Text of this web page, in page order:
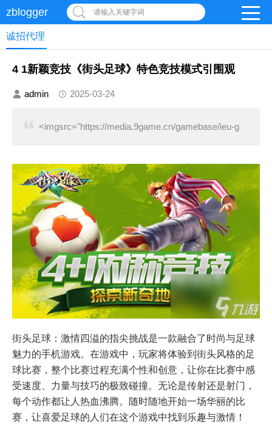
zblogger 请输入关键字词
诚招代理
4 1新颖竞技《街头足球》特色竞技模式引围观
admin 2025-03-24
<imgsrc="https://media.9game.cn/gamebase/ieu-g
街头足球：激情四溢的指尖挑战是一款融合了时尚与足球
魅力的手机游戏。在游戏中，玩家将体验到街头风格的足
球比赛，整个比赛过程充满个性和创意，让你在比赛中感
受速度、力量与技巧的极致碰撞。无论是传射还是射门，
每个动作都让人热血沸腾。随时随地开始一场华丽的比
赛，让喜爱足球的人们在这个游戏中找到乐趣与激情！